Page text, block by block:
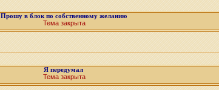
Прошу в блок по собственному желанию
Тема закрыта
Я передумал
Тема закрыта